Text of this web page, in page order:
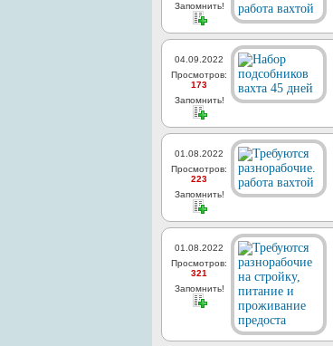
Запомнить!
04.09.2022
Просмотров:
173
Запомнить!
01.08.2022
Просмотров:
223
Запомнить!
01.08.2022
Просмотров:
321
Запомнить!